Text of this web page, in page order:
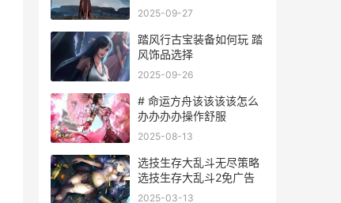
科研的动力
2025-09-27
踏风行古宝装备如何玩 踏
风饰品选择
2025-09-26
# 命运方舟该该该该怎么
办办办办操作舒服
2025-08-13
选技生存大乱斗无尽策略
选技生存大乱斗2免广告
2025-03-13